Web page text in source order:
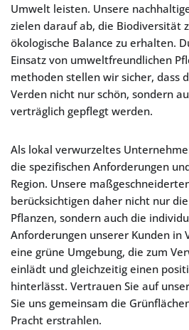
Umwelt leisten. Unsere
zielen darauf ab, die Biodiversität
ökologische Balance zu erhalten.
Einsatz von umweltfreundlichen
methoden stellen wir sicher, dass
Verden nicht nur schön, sondern
verträglich gepflegt werden.
Als lokal verwurzeltes
die spezifischen Anforderungen
Region. Unsere
berücksichtigen daher nicht nur
Pflanzen, sondern auch die
Anforderungen unserer Kunden in
eine grüne Umgebung, die zum
einlädt und gleichzeitig einen
hinterlässt. Vertrauen Sie auf
Sie uns gemeinsam die
Pracht erstrahlen.